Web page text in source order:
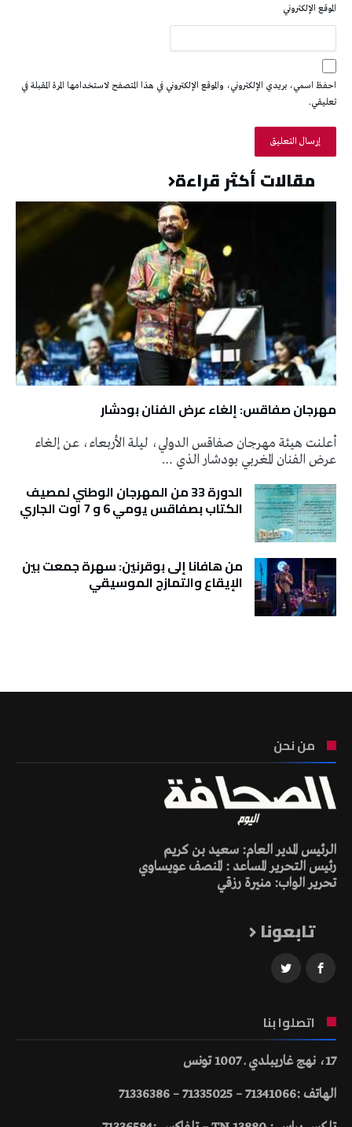
الموقع الإلكتروني
احفظ اسمي، بريدي الإلكتروني، والموقع الإلكتروني في هذا المتصفح لاستخدامها المرة المقبلة في
تعليقي.
مقالات أكثر قراءة
مهرجان صفاقس: إلغاء عرض الفنان بودشار
أعلنت هيئة مهرجان صفاقس الدولي، ليلة الأربعاء، عن إلغاء
عرض الفنان المغربي بودشار الذي …
الدورة 33 من المهرجان الوطني لمصيف
الكتاب بصفاقس يومي 6 و 7 اوت الجاري
من هافانا إلى بوقرنين: سهرة جمعت بين
الإيقاع والتمازج الموسيقي
من نحن
الرئيس المدير العام: سعيد بن كريم
رئيس التحرير المساعد : المنصف عويساوي
تحرير الواب: منيرة رزقي
تابعونا
اتصلوا بنا
17، نهج غاريبلدي ـ 1007 تونس
الهاتف :71341066 – 71335025 – 71336386